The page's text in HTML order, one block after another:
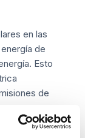
en las
de
Esto
de
cuentan con